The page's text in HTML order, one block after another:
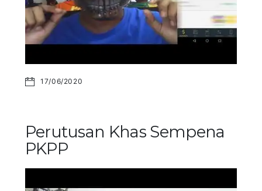
17/06/2020
Perutusan Khas Sempena
PKPP